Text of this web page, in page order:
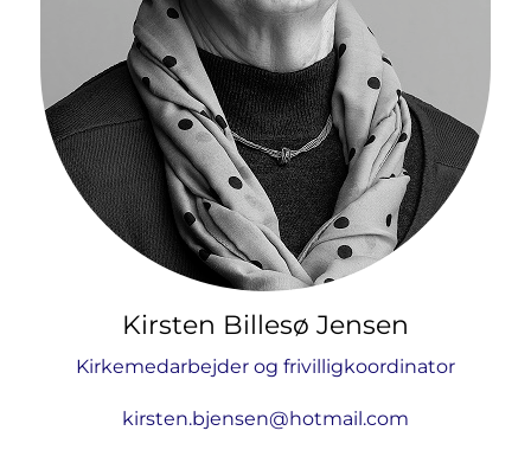
Kirsten Billesø Jensen
Kirkemedarbejder og frivilligkoordinator
kirsten.bjensen@hotmail.com